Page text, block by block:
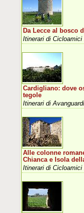
Da Lecce al bosco
Itinerari di Cicloamici
Cardigliano: dove
tegole
Itinerari di
Alle colonne
Chianca e Isola
Itinerari di Cicloamici